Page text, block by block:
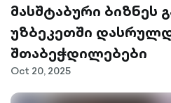
მასშტაბური ბიზნეს
უზბეკეთში
შთაბეჭდილებები
Oct 20, 2025